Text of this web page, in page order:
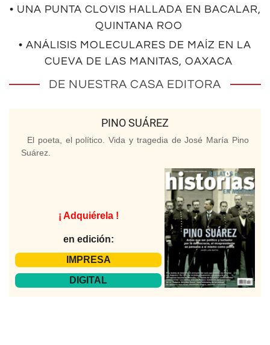
• UNA PUNTA CLOVIS HALLADA EN BACALAR,
QUINTANA ROO
• ANÁLISIS MOLECULARES DE MAÍZ EN LA
CUEVA DE LAS MANITAS, OAXACA
DE NUESTRA CASA EDITORA
PINO SUÁREZ
El poeta, el político. Vida y tragedia de José María Pino
Suárez.
¡ Adquiérela !
en edición:
IMPRESA
DIGITAL